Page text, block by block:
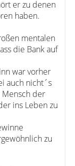
er zu denen
haben.
mentalen
die Bank auf
war vorher
auch nicht´s
der
ins Leben zu
zu